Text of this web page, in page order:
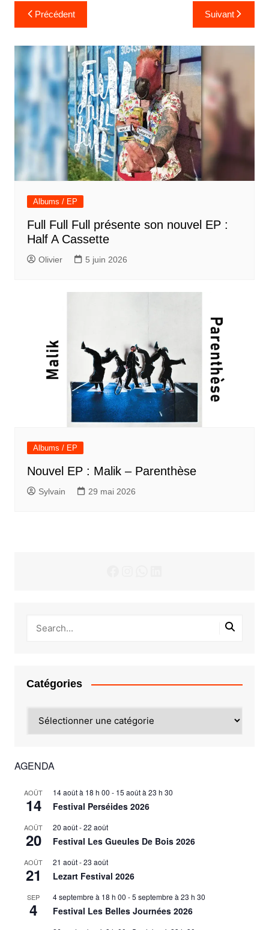
Navigation
de
l’article
Précédent Suivant
Albums / EP
Full Full Full présente son nouvel EP :
Half A Cassette
Olivier 5 juin 2026
Albums / EP
Nouvel EP : Malik – Parenthèse
Sylvain 29 mai 2026
Catégories
AGENDA
AOÛT
14
14 août à 18 h 00 - 15 août à 23 h 30
Festival Perséides 2026
AOÛT
20
20 août-22 août
Festival Les Gueules De Bois 2026
AOÛT
21
21 août-23 août
Lezart Festival 2026
SEP
4
4 septembre à 18 h 00 -5 septembre à 23 h 30
Festival Les Belles Journées 2026